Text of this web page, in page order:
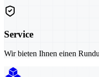
Service
Wir bieten Ihnen einen